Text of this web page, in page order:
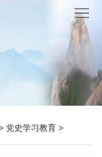
党史学习教育 >